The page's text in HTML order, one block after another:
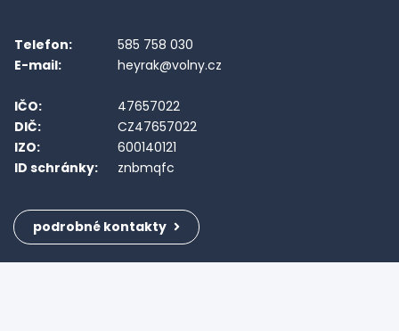
Telefon:
585 758 030
E-mail:
heyrak@volny.cz
IČO:
47657022
DIČ:
CZ47657022
IZO:
600140121
ID schránky:
znbmqfc
podrobné kontakty